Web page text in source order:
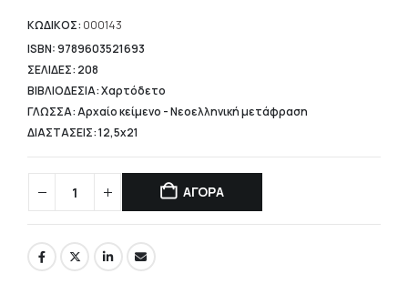
είναι:
11,52 €.
ΚΩΔΙΚΟΣ: 000143
ISBN: 9789603521693
ΣΕΛΙΔΕΣ: 208
ΒΙΒΛΙΟΔΕΣΙΑ: Χαρτόδετο
ΓΛΩΣΣΑ: Αρχαίο κείμενο - Νεοελληνική μετάφραση
ΔΙΑΣΤΑΣΕΙΣ: 12,5x21
ΑΓΟΡΑ